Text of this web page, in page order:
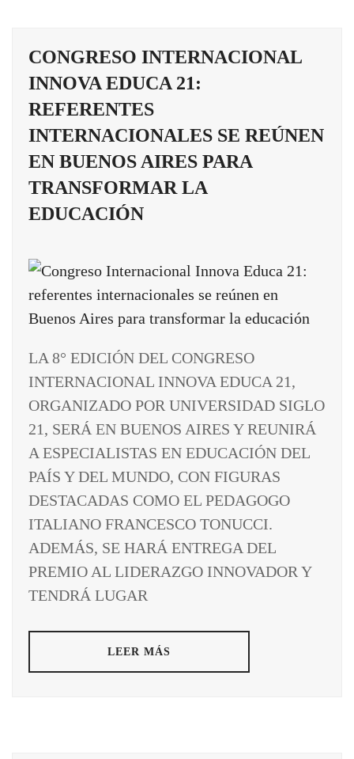
CONGRESO INTERNACIONAL
INNOVA EDUCA 21:
REFERENTES
INTERNACIONALES SE REÚNEN
EN BUENOS AIRES PARA
TRANSFORMAR LA
EDUCACIÓN
LA 8° EDICIÓN DEL CONGRESO
INTERNACIONAL INNOVA EDUCA 21,
ORGANIZADO POR UNIVERSIDAD SIGLO
21, SERÁ EN BUENOS AIRES Y REUNIRÁ
A ESPECIALISTAS EN EDUCACIÓN DEL
PAÍS Y DEL MUNDO, CON FIGURAS
DESTACADAS COMO EL PEDAGOGO
ITALIANO FRANCESCO TONUCCI.
ADEMÁS, SE HARÁ ENTREGA DEL
PREMIO AL LIDERAZGO INNOVADOR Y
TENDRÁ LUGAR
LEER MÁS